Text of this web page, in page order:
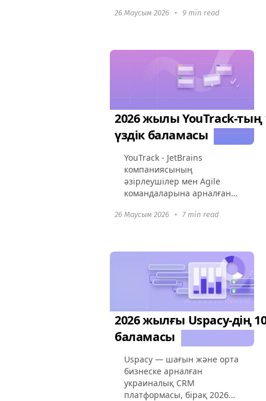
болатын икемді “доска” бар.
айқындала бастайды:
26 Маусым 2026 • 9 min read
2026 жылы YouTrack-тың
үздік баламасы
YouTrack - JetBrains
компаниясының
әзірлеушілер мен Agile
командаларына арналған
бақылаушы. Дегенмен,
немесе бөлім аралық
платформалардың...
26 Маусым 2026 • 7 min read
2026 жылғы Uspacy-дің
баламасы
Uspacy — шағын және орта
бизнеске арналған
украиналық CRM
платформасы, бірақ 2026